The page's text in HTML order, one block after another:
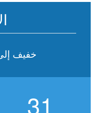
خفيف
31